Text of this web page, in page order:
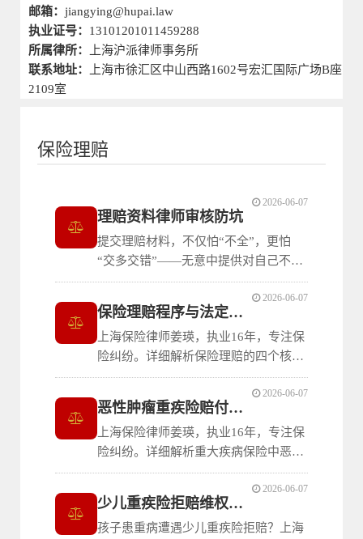
邮箱： jiangying@hupai.law
执业证号： 13101201011459288
所属律所：
上海沪派律师事务所
联系地址：
上海市徐汇区中山西路1602号宏汇国际广场B座
2109室
保险理赔
理赔资料律师审核防坑
提交理赔材料，不仅怕“不全”，更怕
“交多交错”——无意中提供对自己不利
的证据，常导致直接拒赔。执业16年上
海保险律师姜瑛，深度剖析理赔材料中
的自证陷阱，提供付费审核服务，为您
过滤风险。
2026-06-07
保险理赔程序与法定期限详解
上海保险律师姜瑛，执业16年，专注保
险纠纷。详细解析保险理赔的四个核心
步骤与每一步的法定期限：损失通知的
及时义务、提供损失证明的范围要求、
保险公司30日内核定的时间限制、赔付
或拒赔的10日与3日期限。帮助消费者
掌握理赔节奏，避免因超期丧失权益。
2026-06-07
恶性肿瘤重疾险赔付条件全解析
上海保险律师姜瑛，执业16年，专注保
险纠纷。详细解析重大疾病保险中恶性
肿瘤的赔付规则：从组织病理学确诊、
ICD编码判断标准，到明确不予赔付的
良性及原位癌情形，以及六种按轻度赔
付的特殊恶性肿瘤清单。帮助消费者准
2026-06-07
少儿重疾险拒赔维权指南
孩子患重病遭遇少儿重疾险拒赔？上海
2026-06-07